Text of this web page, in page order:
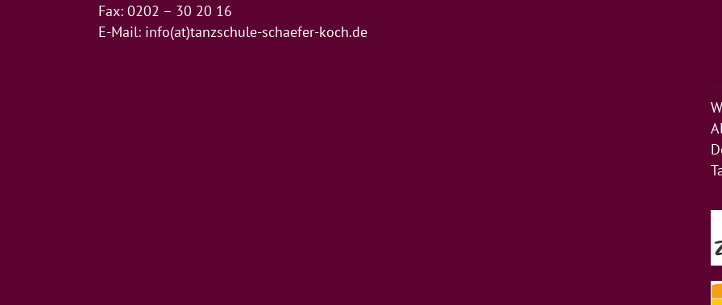
Fax: 0202 – 30 20 16
E-Mail: info(at)tanzschule-schaefer-koch.de